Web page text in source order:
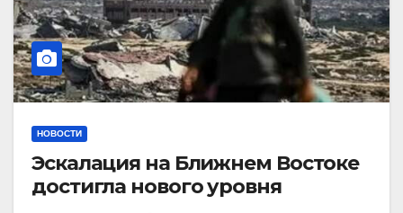
НОВОСТИ
Эскалация на Ближнем Востоке
достигла нового уровня